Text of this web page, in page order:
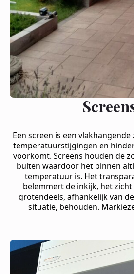
Een screen is een
temperatuurstijgingen en
voorkomt. Screens houden de
buiten waardoor het binnen
temperatuur is. Het
belemmert de inkijk, het
grotendeels, afhankelijk van
situatie, behouden.